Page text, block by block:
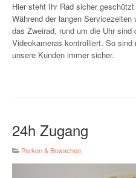
Hier steht Ihr Rad sicher
Während der langen
das Zweirad, rund um die Uhr
Videokameras kontrolliert. So
unsere Kunden immer sicher.
24h Zugang
Parken & Bewachen